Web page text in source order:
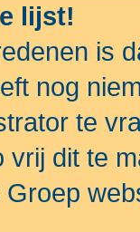
lijst!
is
nog
te
vrij dit te